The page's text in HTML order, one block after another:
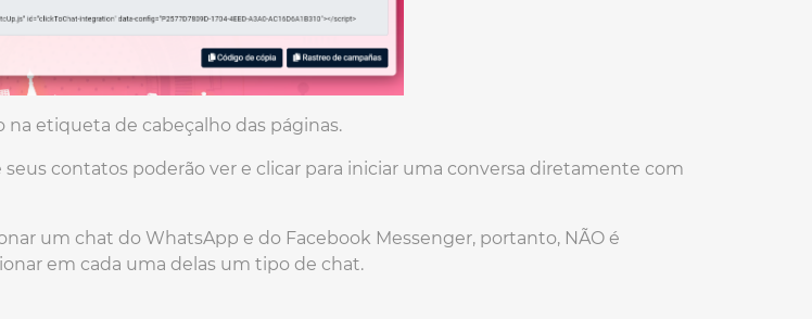
etiqueta de cabeçalho das páginas.
contatos poderão ver e clicar para iniciar uma conversa diretamente com
um chat do WhatsApp e do Facebook Messenger, portanto, NÃO é
em cada uma delas um tipo de chat.